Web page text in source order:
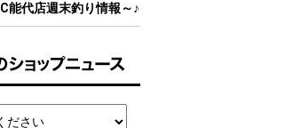
能代店週末釣り情報～♪